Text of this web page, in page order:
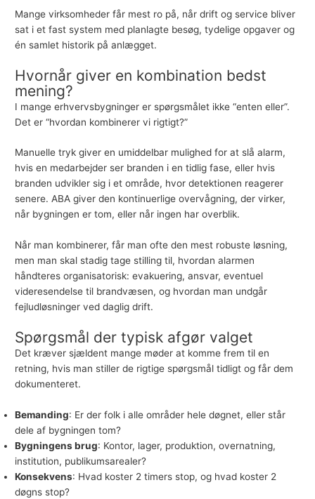
Mange virksomheder får mest ro på, når drift og service bliver
sat i et fast system med planlagte besøg, tydelige opgaver og
én samlet historik på anlægget.
Hvornår giver en kombination bedst
mening?
I mange erhvervsbygninger er spørgsmålet ikke “enten eller”.
Det er “hvordan kombinerer vi rigtigt?”
Manuelle tryk giver en umiddelbar mulighed for at slå alarm,
hvis en medarbejder ser branden i en tidlig fase, eller hvis
branden udvikler sig i et område, hvor detektionen reagerer
senere. ABA giver den kontinuerlige overvågning, der virker,
når bygningen er tom, eller når ingen har overblik.
Når man kombinerer, får man ofte den mest robuste løsning,
men man skal stadig tage stilling til, hvordan alarmen
håndteres organisatorisk: evakuering, ansvar, eventuel
videresendelse til brandvæsen, og hvordan man undgår
fejludløsninger ved daglig drift.
Spørgsmål der typisk afgør valget
Det kræver sjældent mange møder at komme frem til en
retning, hvis man stiller de rigtige spørgsmål tidligt og får dem
dokumenteret.
Bemanding: Er der folk i alle områder hele døgnet, eller står
dele af bygningen tom?
Bygningens brug: Kontor, lager, produktion, overnatning,
institution, publikumsarealer?
Konsekvens: Hvad koster 2 timers stop, og hvad koster 2
døgns stop?